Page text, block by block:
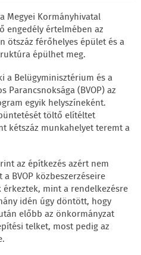
Megyei Kormányhivatal
engedély értelmében az
ötszáz férőhelyes épület és a
épülhet meg.
a Belügyminisztérium és a
Parancsnoksága (BVOP) az
egyik helyszíneként.
töltő elítéltet
kétszáz munkahelyet teremt a
az építkezés azért nem
BVOP közbeszerzéseire
mint a rendelkezésre
idén úgy döntött, hogy
előbb az önkormányzat
telket, most pedig az